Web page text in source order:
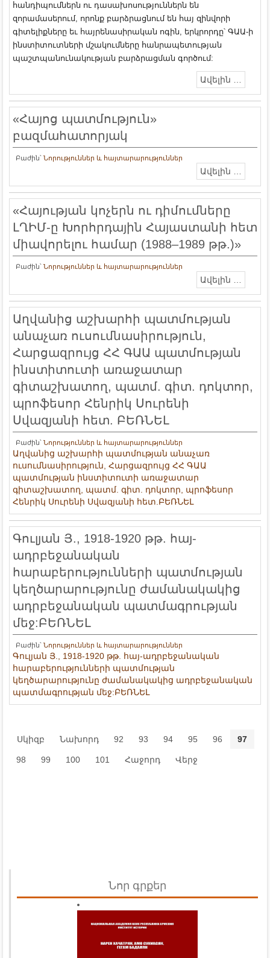
հանդիպումներն ու դասախոսություններն են
զորամասերում, որոնք բարձրացնում են հայ զինվորի
գիտելիքները եւ հայրենասիրական ոգին, երկրորդը՝ ԳԱԱ-ի
ինստիտուտների մշակումները հանրապետության
պաշտպանունակության բարձրացման գործում:
Ավելին …
«Հայոց պատմություն»
բազմահատորյակ
Բաժին՝ Նորություններ և հայտարարություններ
Ավելին …
«Հայության կոչերն ու դիմումները
ԼՂԻՄ-ը Խորհրդային Հայաստանի հետ
միավորելու համար (1988–1989 թթ.)»
Բաժին՝ Նորություններ և հայտարարություններ
Ավելին …
Աղվանից աշխարհի պատմության
անաչառ ուսումնասիրություն,
Հարցազրույց ՀՀ ԳԱԱ պատմության
ինստիտուտի առաջատար
գիտաշխատող, պատմ. գիտ. դոկտոր,
պրոֆեսոր Հենրիկ Սուրենի
Սվազյանի հետ. ԲԵՌՆԵԼ
Բաժին՝ Նորություններ և հայտարարություններ
Աղվանից աշխարհի պատմության անաչառ
ուսումնասիրություն, Հարցազրույց ՀՀ ԳԱԱ
պատմության ինստիտուտի առաջատար
գիտաշխատող, պատմ. գիտ. դոկտոր, պրոֆեսոր
Հենրիկ Սուրենի Սվազյանի հետ.ԲԵՌՆԵԼ
Գուլյան Յ., 1918-1920 թթ. հայ-
ադրբեջանական
հարաբերությունների պատմության
կեղծարարությունը ժամանակակից
ադրբեջանական պատմագրության
մեջ:ԲԵՌՆԵԼ
Բաժին՝ Նորություններ և հայտարարություններ
Գուլյան Յ., 1918-1920 թթ. հայ-ադրբեջանական
հարաբերությունների պատմության
կեղծարարությունը ժամանակակից ադրբեջանական
պատմագրության մեջ:ԲԵՌՆԵԼ
Սկիզբ Նախորդ 92 93 94 95 96 97
98 99 100 101 Հաջորդ Վերջ
Նոր գրքեր